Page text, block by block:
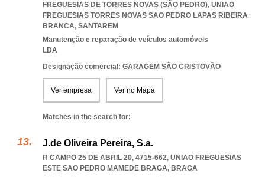
FREGUESIAS DE TORRES NOVAS (SÃO PEDRO), UNIAO
FREGUESIAS TORRES NOVAS SAO PEDRO LAPAS RIBEIRA
BRANCA, SANTAREM
Manutenção e reparação de veículos automóveis
LDA
Designação comercial: GARAGEM SÃO CRISTOVÃO
Ver empresa Ver no Mapa
Matches in the search for:
J.de Oliveira Pereira, S.a.
R CAMPO 25 DE ABRIL 20, 4715-662, UNIAO FREGUESIAS
ESTE SAO PEDRO MAMEDE BRAGA, BRAGA